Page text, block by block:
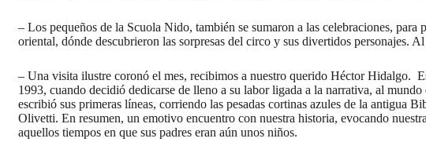
– Los pequeños de la Scuola Nido, también se sumaron a las celebraciones,
oriental, dónde descubrieron las sorpresas del circo y sus divertidos personajes.
– Una visita ilustre coronó el mes, recibimos a nuestro querido Héctor Hidalgo.
1993, cuando decidió dedicarse de lleno a su labor ligada a la narrativa, al
escribió sus primeras líneas, corriendo las pesadas cortinas azules de la antigua
Olivetti. En resumen, un emotivo encuentro con nuestra historia, evocando
aquellos tiempos en que sus padres eran aún unos niños.